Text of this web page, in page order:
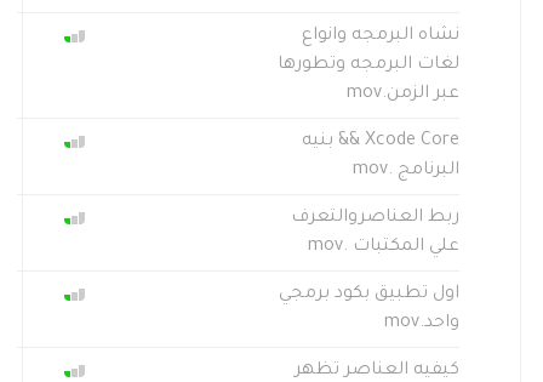
نشاه البرمجه وانواع
لغات البرمجه وتطورها
عبر الزمن.mov
Xcode Core && بنيه
البرنامج .mov
ربط العناصروالتعرف
علي المكتبات .mov
اول تطبيق بكود برمجي
واحد.mov
كيفيه العناصر تظهر